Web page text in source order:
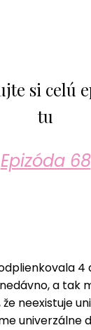
si celú
tu
Epizóda 68
4
a tak
neexistuje
univerzálne